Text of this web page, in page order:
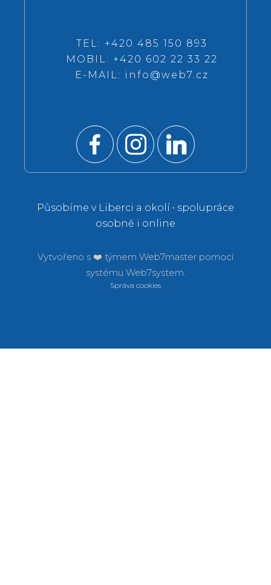
TEL: +420 485 150 893
MOBIL: +420 602 22 33 22
E-MAIL: info@web7.cz
Působíme v Liberci a okolí • spolupráce
osobně i online
Vytvořeno s ❤️ týmem Web7master pomocí
systému Web7system.
Správa cookies